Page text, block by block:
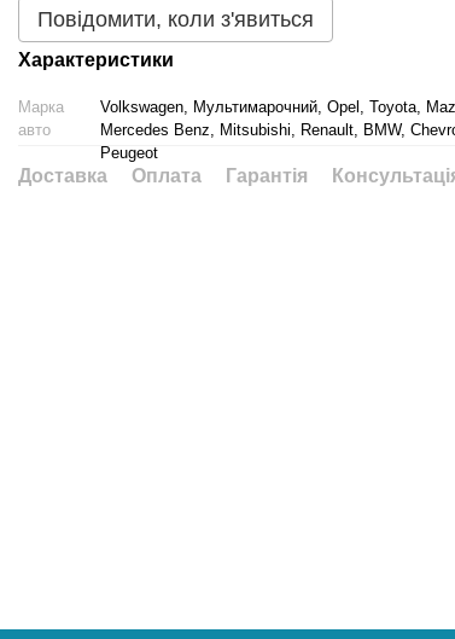
Повідомити, коли з'явиться
Характеристики
Марка
авто
Volkswagen, Мультимарочний, Opel, Toyota,
Mercedes Benz, Mitsubishi, Renault, BMW,
Peugeot
Доставка Оплата Гарантія